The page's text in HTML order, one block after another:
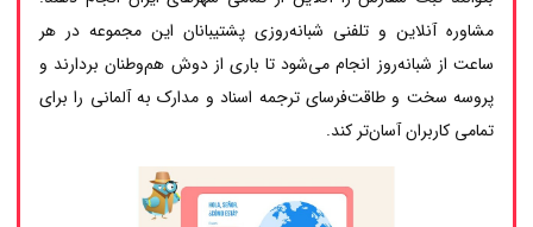
مشاوره آنلاین و تلفنی شبانه‌روزی پشتیبانان این مجموعه در هر
ساعت از شبانه‌روز انجام می‌شود تا باری از دوش هم‌وطنان بردارند و
پروسه سخت و طاقت‌فرسای ترجمه اسناد و مدارک به آلمانی را برای
تمامی کاربران آسان‌تر کند.